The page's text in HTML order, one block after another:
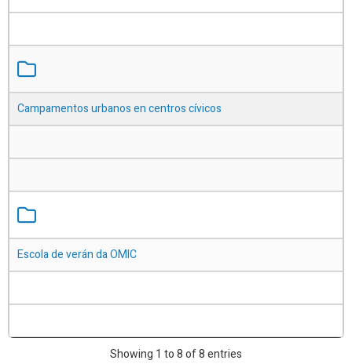
Campamentos urbanos en centros cívicos
Escola de verán da OMIC
Showing 1 to 8 of 8 entries